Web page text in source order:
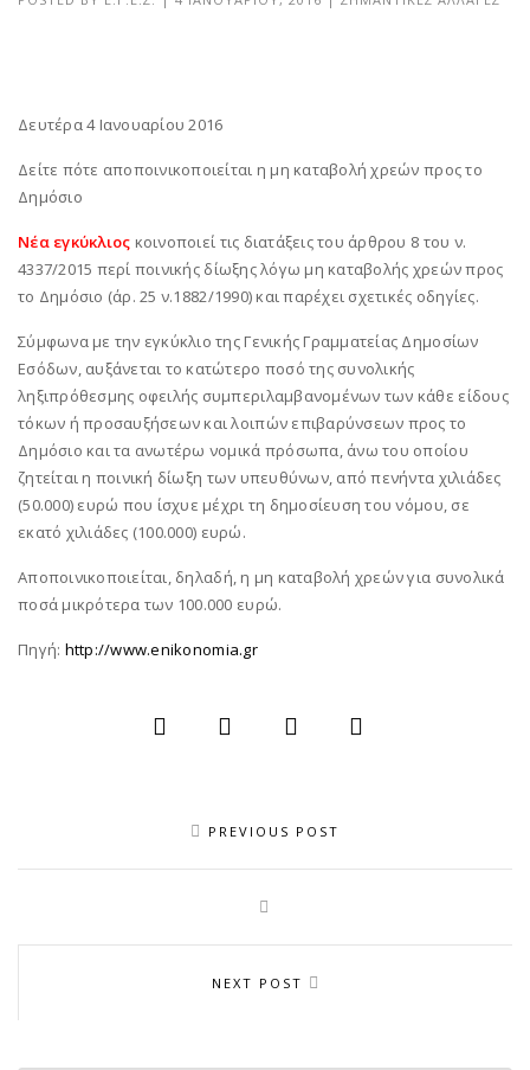
Δευτέρα 4 Ιανουαρίου 2016
Δείτε πότε αποποινικοποιείται η μη καταβολή χρεών προς το
Δημόσιο
Νέα εγκύκλιος κοινοποιεί τις διατάξεις του άρθρου 8 του ν.
4337/2015 περί ποινικής δίωξης λόγω μη καταβολής χρεών προς
το Δημόσιο (άρ. 25 ν.1882/1990) και παρέχει σχετικές οδηγίες.
Σύμφωνα με την εγκύκλιο της Γενικής Γραμματείας Δημοσίων
Εσόδων, αυξάνεται το κατώτερο ποσό της συνολικής
ληξιπρόθεσμης οφειλής συμπεριλαμβανομένων των κάθε είδους
τόκων ή προσαυξήσεων και λοιπών επιβαρύνσεων προς το
Δημόσιο και τα ανωτέρω νομικά πρόσωπα, άνω του οποίου
ζητείται η ποινική δίωξη των υπευθύνων, από πενήντα χιλιάδες
(50.000) ευρώ που ίσχυε μέχρι τη δημοσίευση του νόμου, σε
εκατό χιλιάδες (100.000) ευρώ.
Αποποινικοποιείται, δηλαδή, η μη καταβολή χρεών για συνολικά
ποσά μικρότερα των 100.000 ευρώ.
Πηγή: http://www.enikonomia.gr
PREVIOUS POST
NEXT POST